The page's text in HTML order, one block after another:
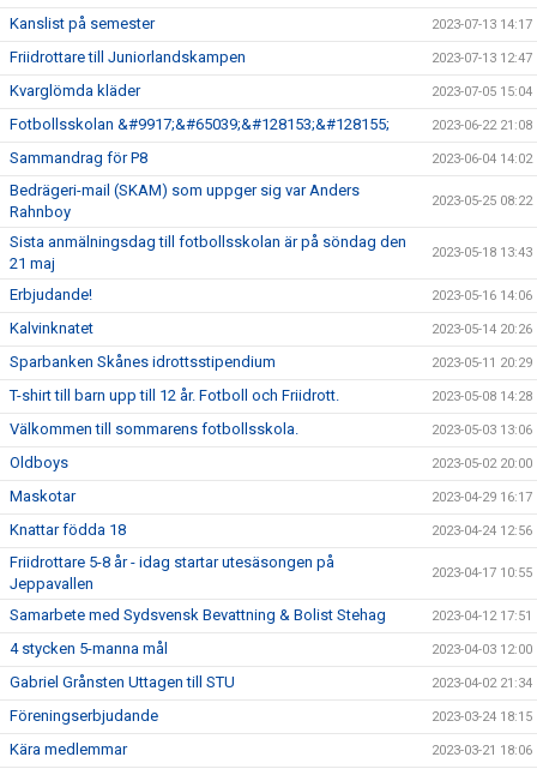
Kanslist på semester 2023-07-13 14:17
Friidrottare till Juniorlandskampen 2023-07-13 12:47
Kvarglömda kläder 2023-07-05 15:04
Fotbollsskolan &#9917;&#65039;&#128153;&#128155; 2023-06-22 21:08
Sammandrag för P8 2023-06-04 14:02
Bedrägeri-mail (SKAM) som uppger sig var Anders
Rahnboy
2023-05-25 08:22
Sista anmälningsdag till fotbollsskolan är på söndag den
21 maj
2023-05-18 13:43
Erbjudande! 2023-05-16 14:06
Kalvinknatet 2023-05-14 20:26
Sparbanken Skånes idrottsstipendium 2023-05-11 20:29
T-shirt till barn upp till 12 år. Fotboll och Friidrott. 2023-05-08 14:28
Välkommen till sommarens fotbollsskola. 2023-05-03 13:06
Oldboys 2023-05-02 20:00
Maskotar 2023-04-29 16:17
Knattar födda 18 2023-04-24 12:56
Friidrottare 5-8 år - idag startar utesäsongen på
Jeppavallen
2023-04-17 10:55
Samarbete med Sydsvensk Bevattning & Bolist Stehag 2023-04-12 17:51
4 stycken 5-manna mål 2023-04-03 12:00
Gabriel Grånsten Uttagen till STU 2023-04-02 21:34
Föreningserbjudande 2023-03-24 18:15
Kära medlemmar 2023-03-21 18:06